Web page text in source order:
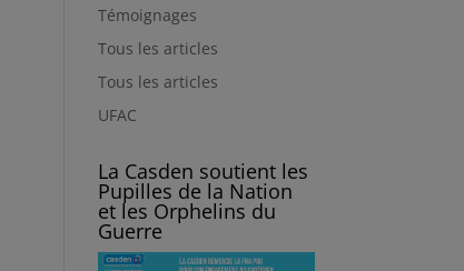
Témoignages
Tous les articles
Tous les articles
UFAC
La Casden soutient les
Pupilles de la Nation
et les Orphelins du
Guerre